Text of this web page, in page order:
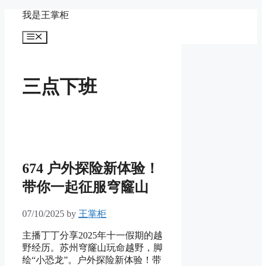
content
我是王掌柜
Menu
三点下班
674 户外探险新体验！
带你一起征服穹窿山
07/10/2025 by 王掌柜
主播丁丁分享2025年十一假期的越
野经历。苏州穹窿山玩命越野，脚
绘“小恐龙”。户外探险新体验！带